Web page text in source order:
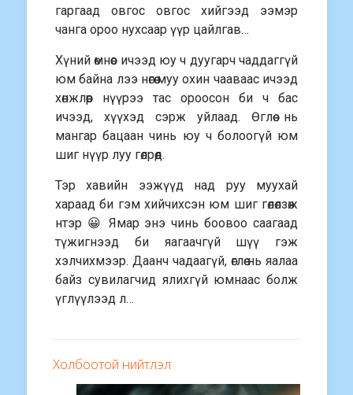
гаргаад овгос овгос хийгээд ээмэр
чанга ороо нухсаар үүр цайлгав…
Хүний өмнөөс ичээд юу ч дуугарч чаддаггүй
юм байна лээ нөгөө муу охин чааваас ичээд
хөнжлөөр нүүрээ тас ороосон би ч бас
ичээд, хүүхэд сэрж уйлаад. Өглөө нь
мангар бацаан чинь юу ч болоогүй юм
шиг нүүр луу гөлрөөд.
Тэр хавийн ээжүүд над руу муухай
хараад би гэм хийчихсэн юм шиг гөлөлзөж
нтэр 😀 Ямар энэ чинь боовоо саагаад
түжигнээд би яагаачгүй шүү гэж
хэлчихмээр. Даанч чадаагүй, өглөө нь яалаа
байз сувилагчид ялихгүй юмнаас болж
үглүүлээд л…
Холбоотой нийтлэл